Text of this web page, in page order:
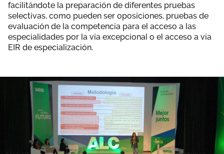
facilitándote la preparación de diferentes pruebas
selectivas, como pueden ser oposiciones, pruebas de
evaluación de la competencia para el acceso a las
especialidades por la vía excepcional o el acceso a vía
EIR de especialización.